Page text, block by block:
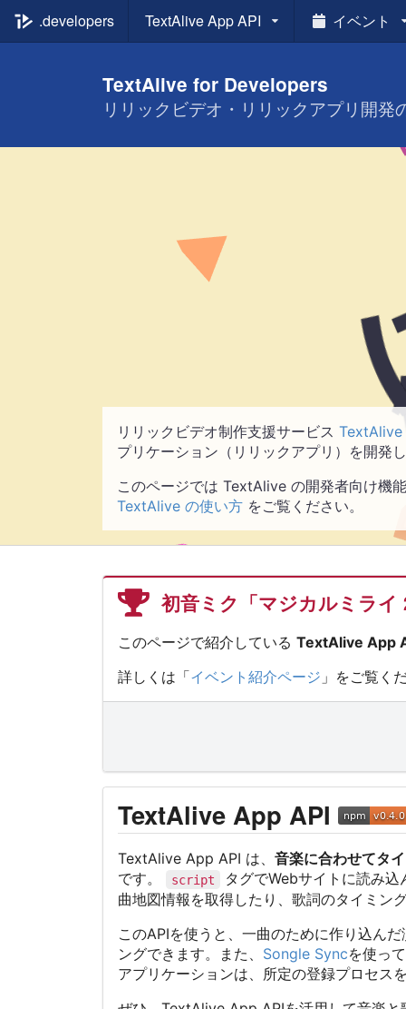
.developers TextAliveApp API イベント
TextAlive for Developers
リリックビデオ・リリックアプリ開発
リリックビデオ制作支援サービス TextAlive
プリケーション（リリックアプリ）を開発
このページでは TextAlive の開発者向け機
TextAlive の使い方 をご覧ください。
初音ミク「マジカルミライ
このページで紹介している TextAlive App
詳しくは「イベント紹介ページ 」をご覧く
TextAlive App API
TextAlive App API は、 音楽に合わせてタ
です。
script タグでWebサイトに読み
曲地図情報を取得したり、歌詞のタイミン
このAPIを使うと、一曲のために作り込んだ
ングできます。また、 Songle Syncを使っ
アプリケーションは、所定の登録プロセス